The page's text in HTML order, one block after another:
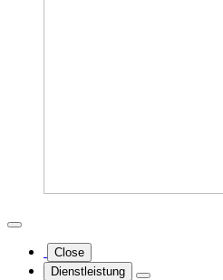
Close
Dienstleistung